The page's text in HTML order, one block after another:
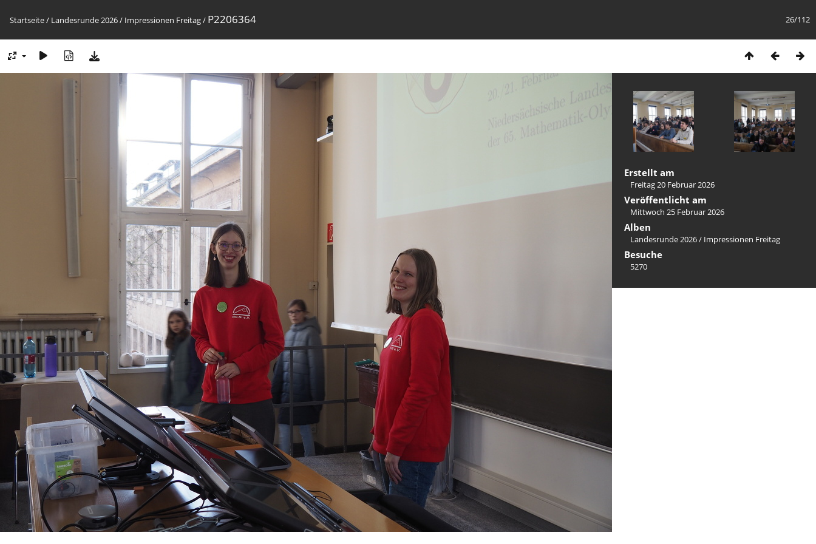
26/112
Startseite/ Landesrunde 2026/ Impressionen Freitag/ P2206364
Erstellt am
Freitag 20 Februar 2026
Veröffentlicht am
Mittwoch 25 Februar 2026
Alben
Landesrunde 2026/ Impressionen Freitag
Besuche
5270